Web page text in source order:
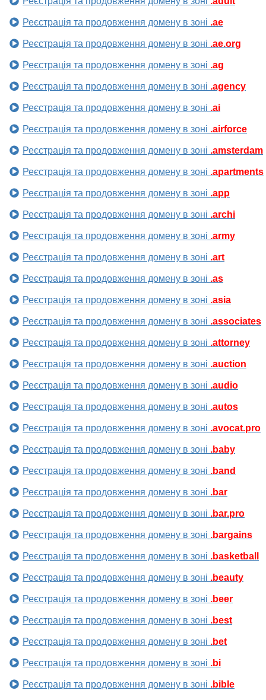
Реєстрація та продовження домену в зоні .ae
Реєстрація та продовження домену в зоні .ae.org
Реєстрація та продовження домену в зоні .ag
Реєстрація та продовження домену в зоні .agency
Реєстрація та продовження домену в зоні .ai
Реєстрація та продовження домену в зоні .airforce
Реєстрація та продовження домену в зоні .amsterdam
Реєстрація та продовження домену в зоні .apartments
Реєстрація та продовження домену в зоні .app
Реєстрація та продовження домену в зоні .archi
Реєстрація та продовження домену в зоні .army
Реєстрація та продовження домену в зоні .art
Реєстрація та продовження домену в зоні .as
Реєстрація та продовження домену в зоні .asia
Реєстрація та продовження домену в зоні .associates
Реєстрація та продовження домену в зоні .attorney
Реєстрація та продовження домену в зоні .auction
Реєстрація та продовження домену в зоні .audio
Реєстрація та продовження домену в зоні .autos
Реєстрація та продовження домену в зоні .avocat.pro
Реєстрація та продовження домену в зоні .baby
Реєстрація та продовження домену в зоні .band
Реєстрація та продовження домену в зоні .bar
Реєстрація та продовження домену в зоні .bar.pro
Реєстрація та продовження домену в зоні .bargains
Реєстрація та продовження домену в зоні .basketball
Реєстрація та продовження домену в зоні .beauty
Реєстрація та продовження домену в зоні .beer
Реєстрація та продовження домену в зоні .best
Реєстрація та продовження домену в зоні .bet
Реєстрація та продовження домену в зоні .bi
Реєстрація та продовження домену в зоні .bible